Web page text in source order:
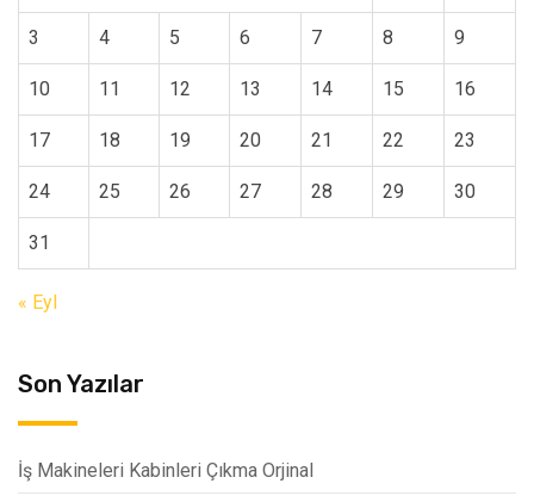
3 4 5 6 7 8 9
10 11 12 13 14 15 16
17 18 19 20 21 22 23
24 25 26 27 28 29 30
31
« Eyl
Son Yazılar
İş Makineleri Kabinleri Çıkma Orjinal